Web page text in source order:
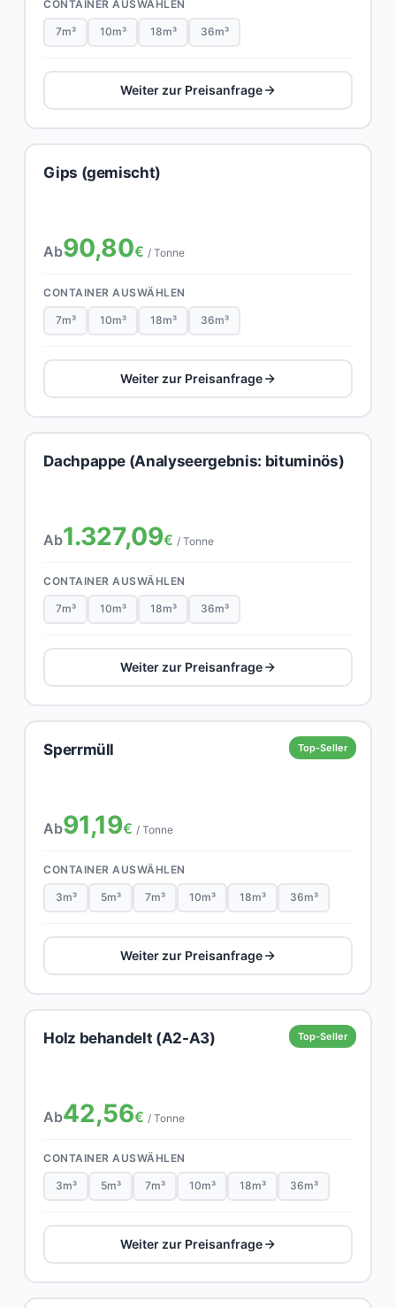
CONTAINER AUSWÄHLEN
7m³ 10m³ 18m³ 36m³
Weiter zur Preisanfrage
Gips (gemischt)
Ab90,80€ / Tonne
CONTAINER AUSWÄHLEN
7m³ 10m³ 18m³ 36m³
Weiter zur Preisanfrage
Dachpappe (Analyseergebnis: bituminös)
Ab1.327,09€ / Tonne
CONTAINER AUSWÄHLEN
7m³ 10m³ 18m³ 36m³
Weiter zur Preisanfrage
Top-Seller
Sperrmüll
Ab91,19€ / Tonne
CONTAINER AUSWÄHLEN
3m³ 5m³ 7m³ 10m³ 18m³ 36m³
Weiter zur Preisanfrage
Top-Seller
Holz behandelt (A2-A3)
Ab42,56€ / Tonne
CONTAINER AUSWÄHLEN
3m³ 5m³ 7m³ 10m³ 18m³ 36m³
Weiter zur Preisanfrage